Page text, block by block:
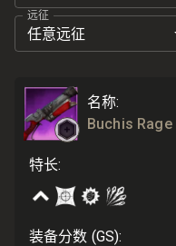
远征
任意远征
名称:
Buchis Rage
特长:
装备分数 (GS):